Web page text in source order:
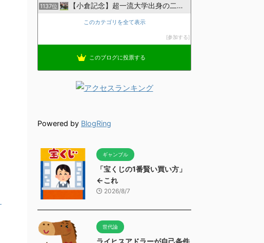
1137位 【小倉記念】超一流大学出身の二人で理論競馬
このカテゴリを全て表示
参加する
このブログに投票する
Powered by BlogRing
ギャンブル
「宝くじの1番賢い買い方」
←これ
2026/8/7
世代論
ライヒスアドラーが自己条件